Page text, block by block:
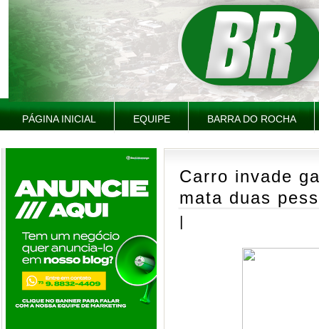
PÁGINA INICIAL EQUIPE BARRA DO ROCHA
Carro invade
mata duas
|